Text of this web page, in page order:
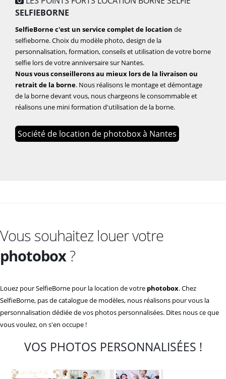
SELFIEBORNE
SelfieBorne c'est un service complet de location de
selfieborne. Choix du modèle photo, design de la
personnalisation, formation, conseils et utilisation de votre borne
selfie lors de votre anniversaire sur Nantes.
Nous vous conseillerons au mieux lors de la livraison ou
retrait de la borne. Nous réalisons le montage et démontage
de la borne devant vous, nous chargeons le consommable et
réalisons une mini formation d'utilisation de la borne.
Société de location de photobox à Nantes
Vous souhaitez louer votre
photobox?
Louez pour SelfieBorne pour la location de votre photobox. Chez
SelfieBorne, pas de catalogue de modèles, nous réalisons pour vous la
personnalisation dédiée de vos photos personnalisées. Dites nous ce que
vous voulez, on s'en occupe !
VOS PHOTOS PERSONNALISÉES !